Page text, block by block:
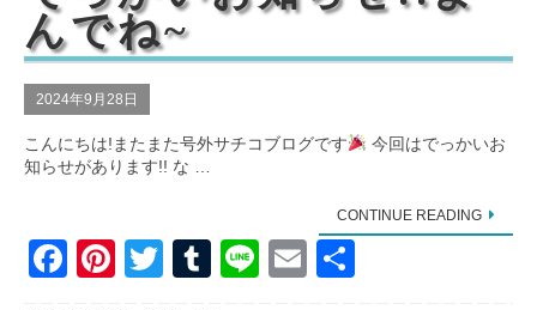
o
k
んでね~
2024年9月28日
こんにちは!またまた号外サチコブログです
今回はでっかいお
知らせがあります!! な …
CONTINUE READING
F
Pi
T
T
Li
E